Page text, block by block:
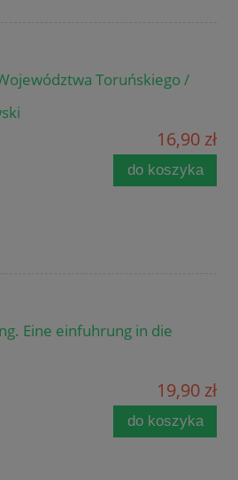
Toruńskiego /
16,90 zł
do koszyka
Eine einfuhrung in die
19,90 zł
do koszyka